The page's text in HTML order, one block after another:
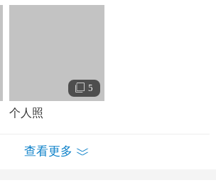
参加台视《群星会》节目，在台北
乐场所登台演唱，创造连续数月满场的纪
台湾宇宙唱片公司出资拍摄的音乐题材
5
个人照
查看更多